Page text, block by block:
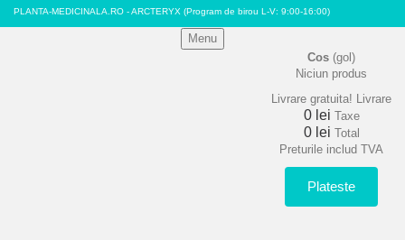
PLANTA-MEDICINALA.RO - ARCTERYX (Program de birou L-V: 9:00-16:00)
Menu
Cos (gol)
Niciun produs
Livrare gratuita! Livrare
0 lei Taxe
0 lei Total
Preturile includ TVA
Plateste